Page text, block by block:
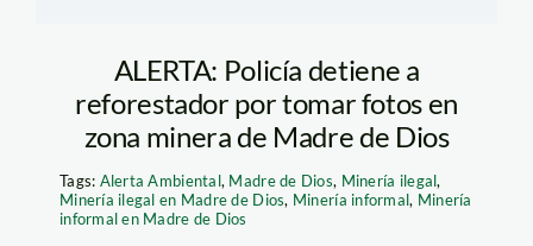
ALERTA: Policía detiene a
reforestador por tomar fotos en
zona minera de Madre de Dios
Tags: Alerta Ambiental, Madre de Dios, Minería ilegal,
Minería ilegal en Madre de Dios, Minería informal, Minería
informal en Madre de Dios